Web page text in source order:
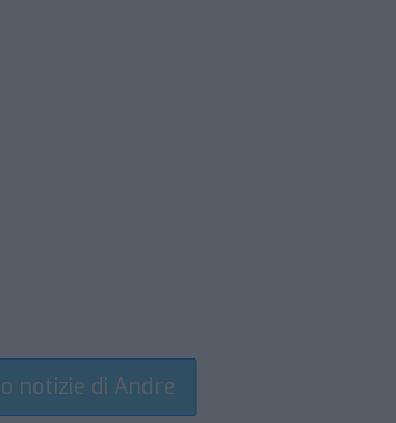
notizie di Andre